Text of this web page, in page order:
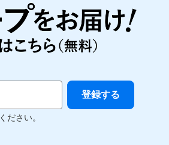
ださい。